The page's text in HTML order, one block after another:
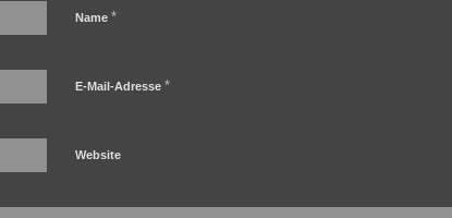
Name *
E-Mail-Adresse *
Website